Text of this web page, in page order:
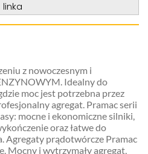
linka
z nowoczesnym i
Idealny do
moc jest potrzebna przez
agregat. Pramac serii
mocne i ekonomiczne silniki,
oraz łatwe do
Agregaty prądotwórcze Pramac
Mocny i wytrzymały agregat,